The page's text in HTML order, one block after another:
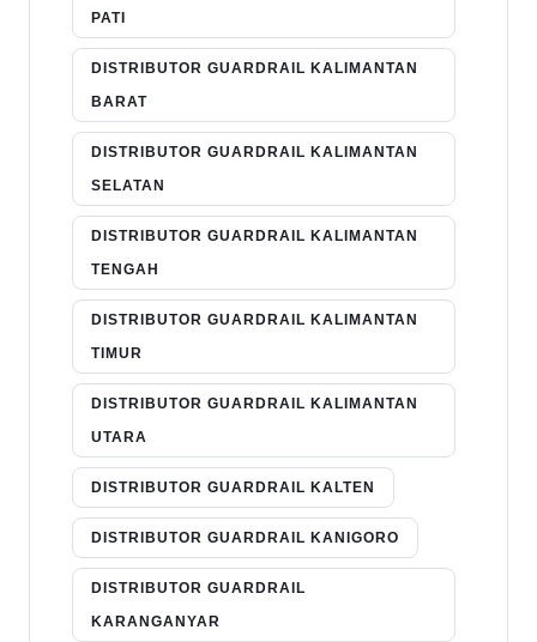
PATI
DISTRIBUTOR GUARDRAIL KALIMANTAN
BARAT
DISTRIBUTOR GUARDRAIL KALIMANTAN
SELATAN
DISTRIBUTOR GUARDRAIL KALIMANTAN
TENGAH
DISTRIBUTOR GUARDRAIL KALIMANTAN
TIMUR
DISTRIBUTOR GUARDRAIL KALIMANTAN
UTARA
DISTRIBUTOR GUARDRAIL KALTEN
DISTRIBUTOR GUARDRAIL KANIGORO
DISTRIBUTOR GUARDRAIL
KARANGANYAR